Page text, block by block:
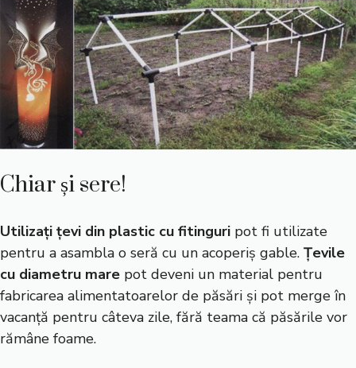
Chiar și sere!
Utilizați țevi din plastic cu fitinguri pot fi utilizate
pentru a asambla o seră cu un acoperiș gable. Țevile
cu diametru mare pot deveni un material pentru
fabricarea alimentatoarelor de păsări și pot merge în
vacanță pentru câteva zile, fără teama că păsările vor
rămâne foame.